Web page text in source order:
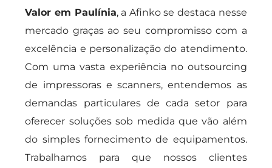
Valor em Paulínia, a Afinko se destaca nesse
mercado graças ao seu compromisso com a
excelência e personalização do atendimento.
Com uma vasta experiência no outsourcing
de impressoras e scanners, entendemos as
demandas particulares de cada setor para
oferecer soluções sob medida que vão além
do simples fornecimento de equipamentos.
Trabalhamos para que nossos clientes